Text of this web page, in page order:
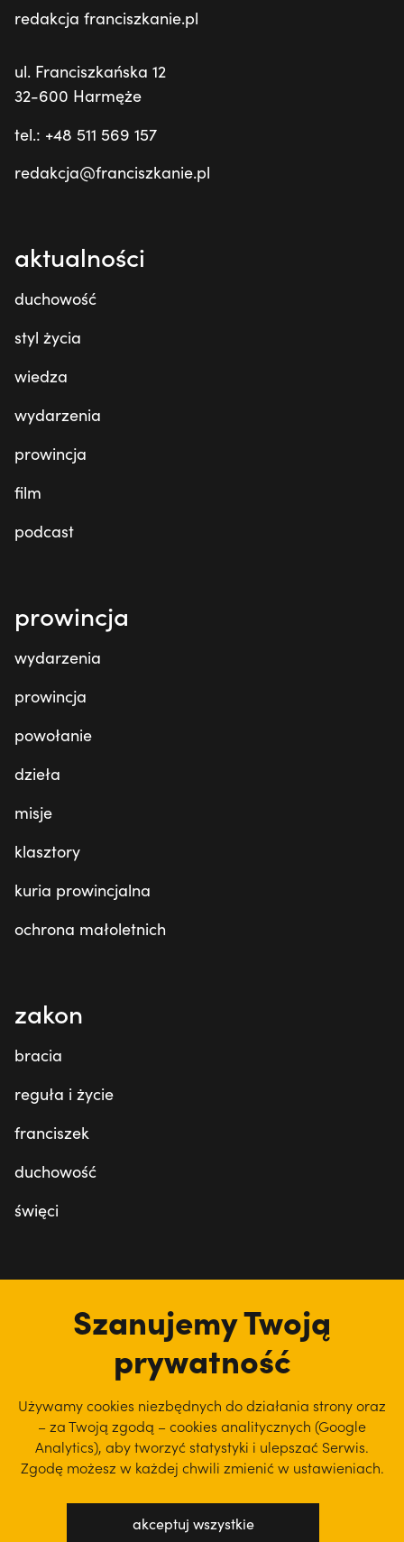
redakcja franciszkanie.pl
ul. Franciszkańska 12
32-600 Harmęże
tel.: +48 511 569 157
redakcja@franciszkanie.pl
aktualności
duchowość
styl życia
wiedza
wydarzenia
prowincja
film
podcast
prowincja
wydarzenia
prowincja
powołanie
dzieła
misje
klasztory
kuria prowincjalna
ochrona małoletnich
zakon
bracia
reguła i życie
franciszek
duchowość
święci
Szanujemy Twoją
prywatność
Używamy cookies niezbędnych do działania strony oraz
– za Twoją zgodą – cookies analitycznych (Google
Analytics), abytworzyć statystyki i ulepszać Serwis.
Zgodę możesz w każdej chwili zmienić w ustawieniach.
akceptuj wszystkie